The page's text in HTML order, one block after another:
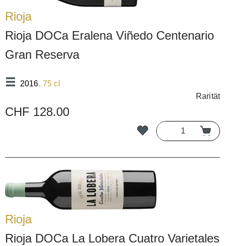
Rioja
Rioja DOCa Eralena Viñedo Centenario
Gran Reserva
2016, 75 cl
Rarität
CHF 128.00
Rioja
Rioja DOCa La Lobera Cuatro Varietales